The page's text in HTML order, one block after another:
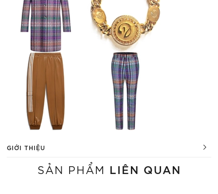
GIỚI THIỆU
SẢN PHẨM LIÊN QUAN